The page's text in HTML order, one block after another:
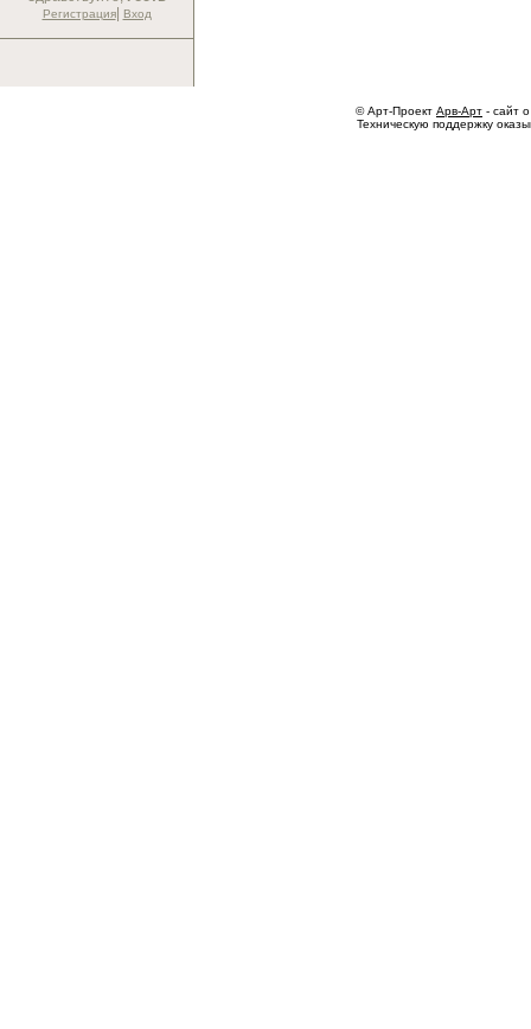
Регистрация| Вход
© Арт-Проект Арв-Арт - сайт
Техническую поддержку